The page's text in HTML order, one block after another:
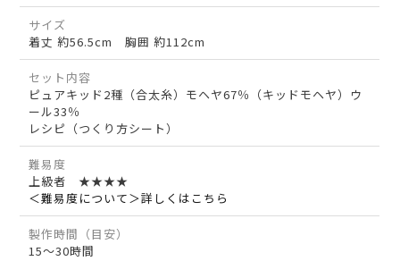
サイズ
着丈 約56.5cm 胸囲 約112cm
セット内容
ピュアキッド2種（合太糸）モヘヤ67％（キッドモヘヤ）ウ
ール33％
レシピ（つくり方シート）
難易度
上級者 ★★★★
＜難易度について＞詳しくはこちら
製作時間（目安）
15～30時間